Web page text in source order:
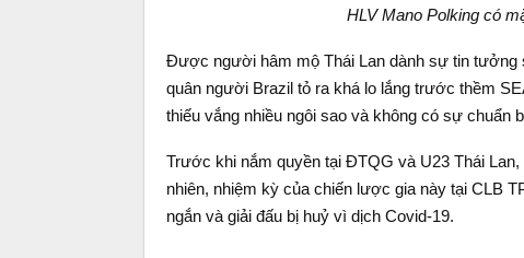
HLV Mano Polking có
Được người hâm mộ Thái Lan dành sự tin tưởng
quân người Brazil tỏ ra khá lo lắng trước thềm
thiếu vắng nhiều ngôi sao và không có sự chuẩn
Trước khi nắm quyền tại ĐTQG và U23 Thái
nhiên, nhiệm kỳ của chiến lược gia này tại CLB
ngắn và giải đấu bị huỷ vì dịch Covid-19.